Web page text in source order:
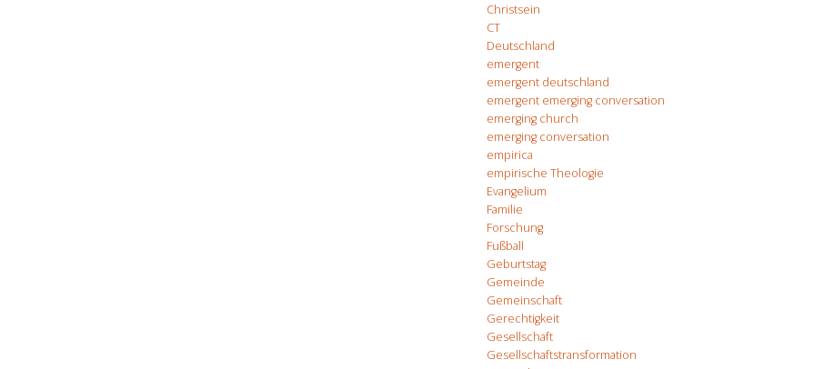
Christsein
CT
Deutschland
emergent
emergent deutschland
emergent emerging conversation
emerging church
emerging conversation
empirica
empirische Theologie
Evangelium
Familie
Forschung
Fußball
Geburtstag
Gemeinde
Gemeinschaft
Gerechtigkeit
Gesellschaft
Gesellschaftstransformation